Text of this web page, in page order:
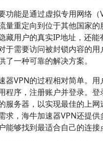
功能是通过虚拟专用网络（
量重定向到位于其他国家
藏用户的真实IP地址，还能
于需要访问被封锁内容的用
了一种可靠的解决方案。
器VPN的过程相对简单。
程序，注册账户并登录。登
服务器，以实现最佳的上网
求，海牛加速器VPN还提
能够找到最适合自己的连接